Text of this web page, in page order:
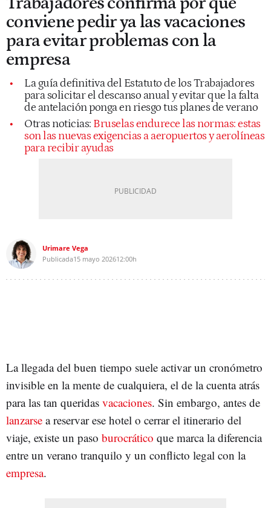
conviene pedir ya las vacaciones
para evitar problemas con la
empresa
La guía definitiva del Estatuto de los Trabajadores
para solicitar el descanso anual y evitar que la falta
de antelación ponga en riesgo tus planes de verano
Otras noticias: Bruselas endurece las normas: estas
son las nuevas exigencias a aeropuertos y aerolíneas
para recibir ayudas
Urimare Vega
Publicada15 mayo 202612:00h
La llegada del buen tiempo suele activar un cronómetro
invisible en la mente de cualquiera, el de la cuenta atrás
para las tan queridas vacaciones. Sin embargo, antes de
lanzarse a reservar ese hotel o cerrar el itinerario del
viaje, existe un paso burocrático que marca la diferencia
entre un verano tranquilo y un conflicto legal con la
empresa.